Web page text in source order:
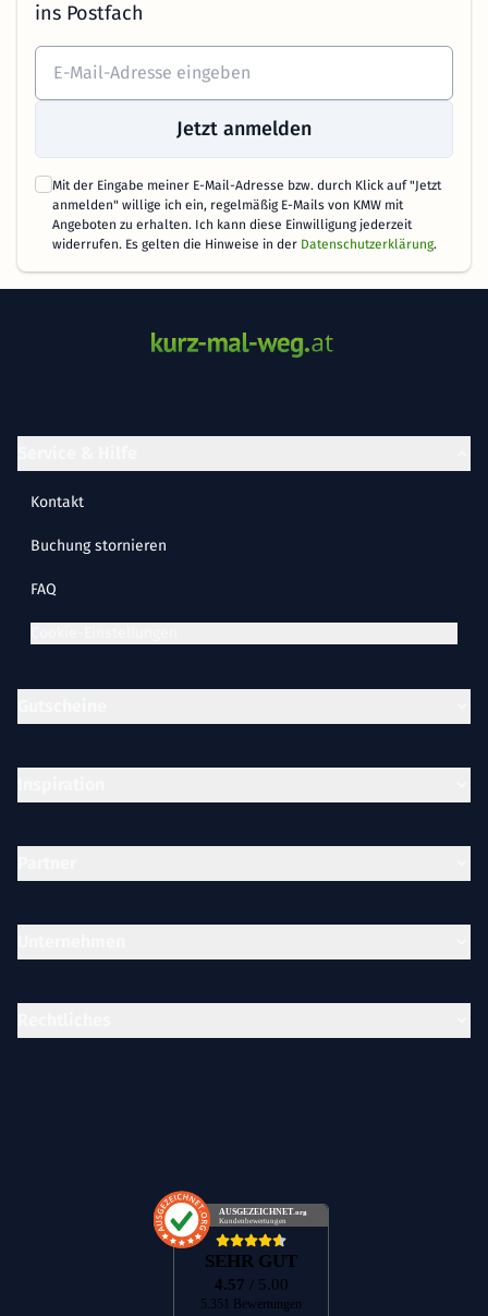
ins Postfach
Jetzt anmelden
Mit der Eingabe meiner E-Mail-Adresse bzw. durch Klick auf "Jetzt
anmelden" willige ich ein, regelmäßig E-Mails von KMW mit
Angeboten zu erhalten. Ich kann diese Einwilligung jederzeit
widerrufen. Es gelten die Hinweise in der Datenschutzerklärung.
AUSGEZEICHNET .org
Kundenbewertungen
SEHR GUT
4.57 / 5.00
5.351 Bewertungen
Kontakt
Buchung stornieren
FAQ